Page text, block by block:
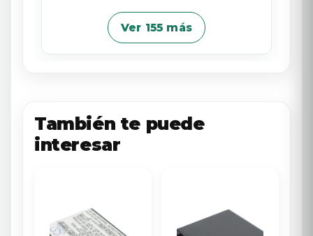
Ver 155 más
También te puede
interesar